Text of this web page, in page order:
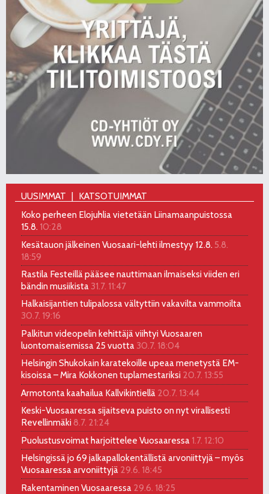
UUSIMMAT
KATSOTUIMMAT
Koko perheen Elojuhlia vietetään Liinamaanpuistossa
15.8. 10:28
Kesätauon jälkeinen Vuosaari-lehti ilmestyy 12.8. 5.8.
18:59
Rastila Festeillä pääsee nauttimaan ilmaiseksi viiden eri
bändin musiikista 31.7. 11:47
Halkaisijantien tulipalossa vältyttiin vakavilta vammoilta
30.7. 19:16
Palkitun videopelin kehittäjä viihtyi Vuosaaren
luontomaisemissa 25 vuotta 30.7. 18:04
Helsingin Shukokain karatekoille upeaa menetystä EM-
kisoissa – Mira Kokkonen tuplamestariksi 20.7. 13:55
Armotonta kaahailua Kallvikintiellä 20.7. 13:44
Keski-Vuosaaressa sijaitseva puisto on nyt virallisesti
Revellinmäki 8.7. 21:24
Puolustusvoimat harjoittelee Vuosaaressa 1.7. 12:10
Helsingissä jo 69 jalkapallokentällistä arvoniittyjä – myös
Vuosaaressa arvoniittyjä 29.6. 18:45
Rakentaminen Vuosaaressa 29.6. 18:25